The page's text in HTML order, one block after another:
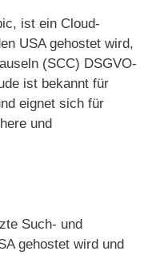
ist ein Cloud-
USA gehostet wird,
(SCC) DSGVO-
ist bekannt für
eignet sich für
und
Such- und
gehostet wird und